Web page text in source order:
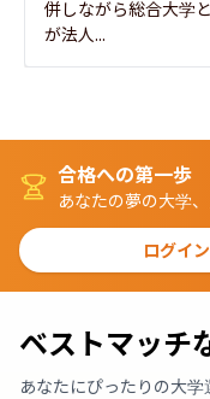
併しながら総合大学
が法人...
合格への第一歩
あなたの夢の大学
ログイ
ベストマッチ
あなたにぴったりの大